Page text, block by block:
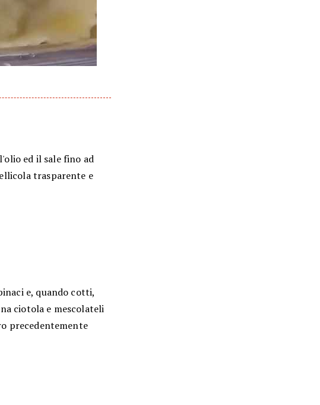
ed il sale fino ad
trasparente e
e, quando cotti,
ciotola e mescolateli
precedentemente